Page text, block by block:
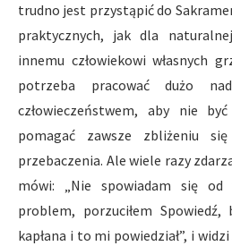
trudno jest przystąpić do
praktycznych, jak dla
innemu człowiekowi własnych
potrzeba pracować dużo
człowieczeństwem, aby nie
pomagać zawsze zbliżeniu
przebaczenia. Ale wiele razy
mówi: „Nie spowiadam się
problem, porzuciłem Spowiedź,
kapłana i to mi powiedział”, i